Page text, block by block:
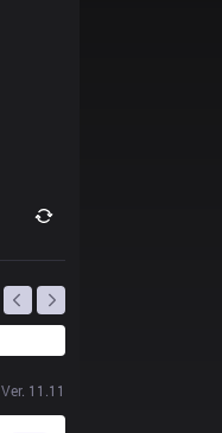
Ver. 11.11